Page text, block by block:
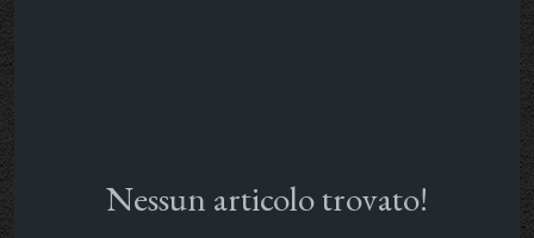
Nessun articolo trovato!